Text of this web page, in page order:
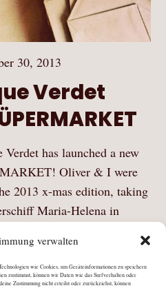
verwalten
wie Cookies, um Geräteinformationen zu speichern
zustimmst, können wir Daten wie das Surfverhalten oder
Zustimmung nicht erteilst oder zurückziehst, können
30, 2013
Verdet
has launched a new
Oliver & I were
2013 x-mas edition, taking
Maria-Helena in